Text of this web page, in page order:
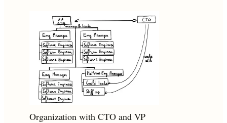
Organization with CTO and VP